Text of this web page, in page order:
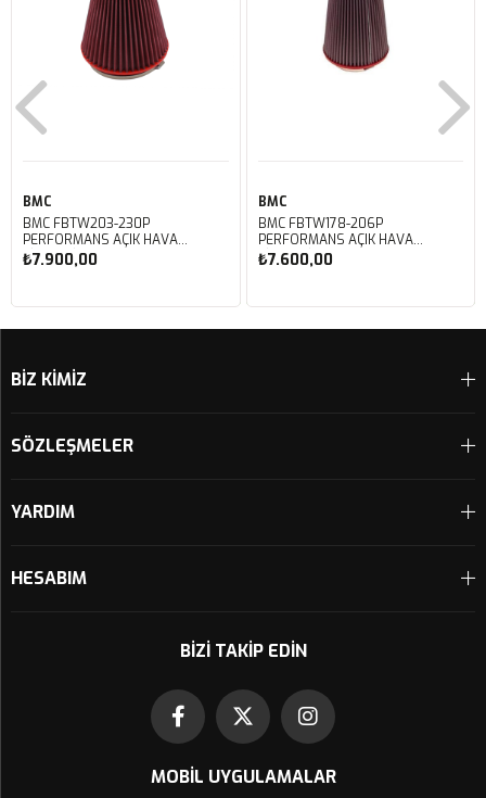
BMC
BMC FBTW203-230P
PERFORMANS AÇIK HAVA
FİLTRESİ
₺7.900,00
BMC
BMC FBTW178-206P
PERFORMANS AÇIK HAVA
FİLTRESİ
₺7.600,00
BİZ KİMİZ
SÖZLEŞMELER
YARDIM
HESABIM
BIZI TAKIP EDIN
MOBIL UYGULAMALAR